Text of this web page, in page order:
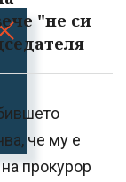
"не си
че му е
прокурор